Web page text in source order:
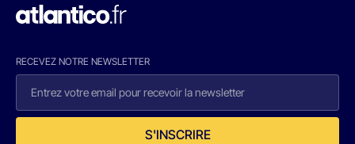
RECEVEZ NOTRE NEWSLETTER
S'INSCRIRE